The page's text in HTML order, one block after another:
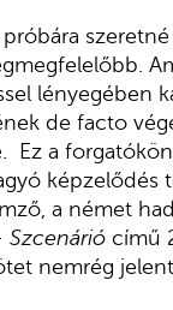
lényegében
de facto
Ez a
képzelődés
a német
Szcenárió című
nemrég